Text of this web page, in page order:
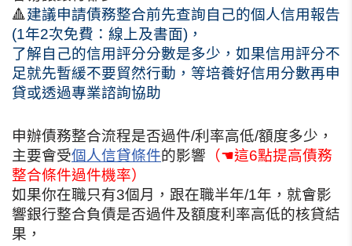
🔺建議申請債務整合前先查詢自己的個人信用報告
(1年2次免費：線上及書面)，
了解自己的信用評分分數是多少，如果信用評分不
足就先暫緩不要貿然行動，等培養好信用分數再申
貸或透過專業諮詢協助
申辦債務整合流程是否過件/利率高低/額度多少，
主要會受個人信貸條件的影響 （☚這6點提高債務
整合條件過件機率）
如果你在職只有3個月，跟在職半年/1年，就會影
響銀行整合負債是否過件及額度利率高低的核貸結
果，